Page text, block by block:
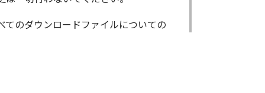
のダウンロードファイルについての